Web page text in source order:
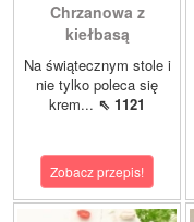
Chrzanowa z
kiełbasą
Na świątecznym stole i
nie tylko poleca się
krem... ⇖ 1121
Zobacz przepis!